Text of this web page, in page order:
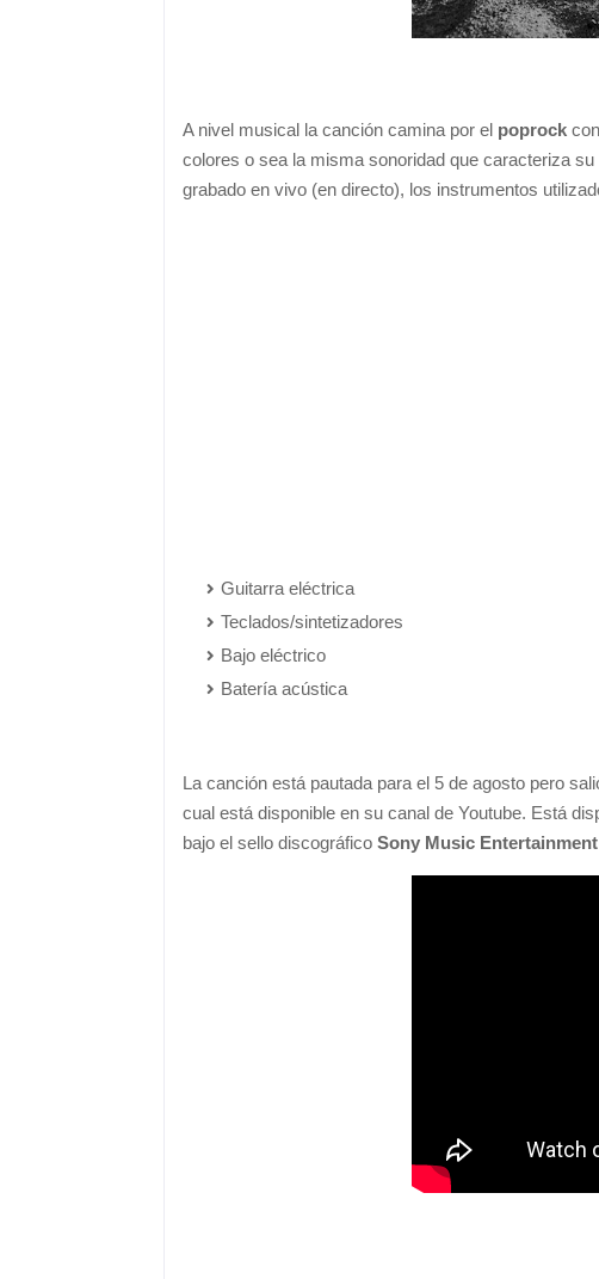
A nivel musical la canción camina por el poprock
colores o sea la misma sonoridad que caracteriza
grabado en vivo (en directo), los instrumentos
Guitarra eléctrica
Teclados/sintetizadores
Bajo eléctrico
Batería acústica
La canción está pautada para el 5 de agosto pero
cual está disponible en su canal de Youtube. Está
bajo el sello discográfico Sony Music